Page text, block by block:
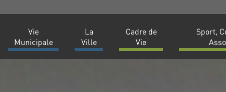
Vie
Municipale
La
Ville
Cadre de
Vie
Sport,